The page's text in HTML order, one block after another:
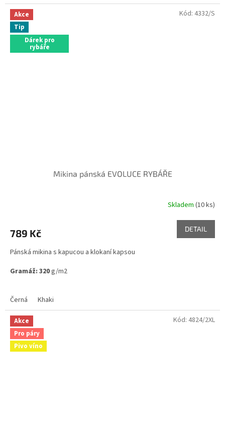
Akce
Tip
Dárek pro
rybáře
Mikina pánská EVOLUCE RYBÁŘE
Skladem (10 ks)
789 Kč DETAIL
Pánská mikina s kapucou a klokaní kapsou
Gramáž: 320g/m2
Černá Khaki
Kód: 4332/S
Akce
Pro páry
Pivo víno
Kód: 4824/2XL